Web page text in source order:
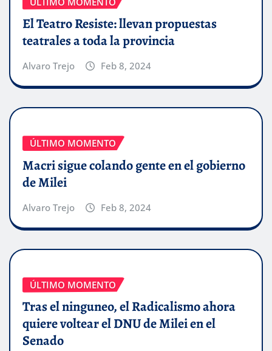
El Teatro Resiste: llevan propuestas
teatrales a toda la provincia
Alvaro Trejo Feb 8, 2024
ÚLTIMO MOMENTO
Macri sigue colando gente en el gobierno
de Milei
Alvaro Trejo Feb 8, 2024
ÚLTIMO MOMENTO
Tras el ninguneo, el Radicalismo ahora
quiere voltear el DNU de Milei en el
Senado